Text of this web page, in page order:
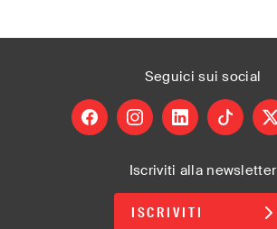
Seguici sui social
facebookinstagramlinkedintiktok X
Iscriviti alla newsletter
ISCRIVITI